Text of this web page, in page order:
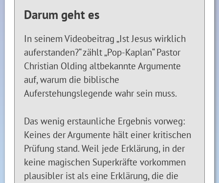
Darum geht es
In seinem Videobeitrag „Ist Jesus wirklich
auferstanden?“ zählt „Pop-Kaplan“ Pastor
Christian Olding altbekannte Argumente
auf, warum die biblische
Auferstehungslegende wahr sein muss.
Das wenig erstaunliche Ergebnis vorweg:
Keines der Argumente hält einer kritischen
Prüfung stand. Weil jede Erklärung, in der
keine magischen Superkräfte vorkommen
plausibler ist als eine Erklärung, die die